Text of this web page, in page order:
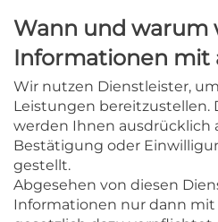
Wann und warum
Informationen mit
Wir nutzen Dienstleister,
Leistungen bereitzustellen.
werden Ihnen ausdrücklich
Bestätigung oder
gestellt.
Abgesehen von diesen
Informationen nur dann